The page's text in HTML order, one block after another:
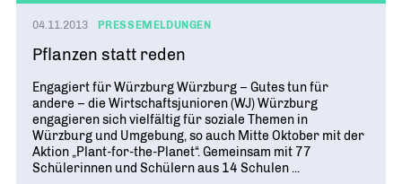
04.11.2013 PRESSEMELDUNGEN
Pflanzen statt reden
Engagiert für Würzburg Würzburg – Gutes tun für
andere – die Wirtschaftsjunioren (WJ) Würzburg
engagieren sich vielfältig für soziale Themen in
Würzburg und Umgebung, so auch Mitte Oktober mit der
Aktion „Plant-for-the-Planet“. Gemeinsam mit 77
Schülerinnen und Schülern aus 14 Schulen ...